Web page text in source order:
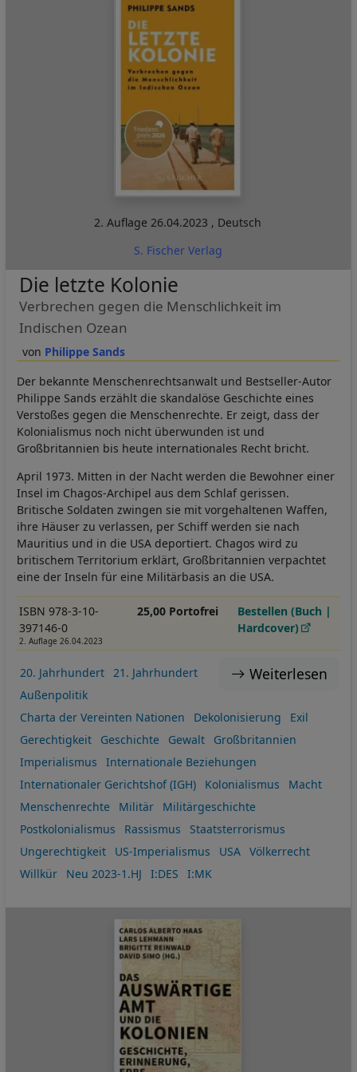
2. Auflage 26.04.2023 , Deutsch
S. Fischer Verlag
Philippe Sands
Die letzte Kolonie
Verbrechen gegen die Menschlichkeit im
Indischen Ozean
Der bekannte Menschenrechtsanwalt und Bestseller-Autor
Philippe Sands erzählt die skandalöse Geschichte eines
Verstoßes gegen die Menschenrechte. Er zeigt, dass der
Kolonialismus noch nicht überwunden ist und
Großbritannien bis heute internationales Recht bricht.
April 1973. Mitten in der Nacht werden die Bewohner einer
Insel im Chagos-Archipel aus dem Schlaf gerissen.
Britische Soldaten zwingen sie mit vorgehaltenen Waffen,
ihre Häuser zu verlassen, per Schiff werden sie nach
Mauritius und in die USA deportiert. Chagos wird zu
britischem Territorium erklärt, Großbritannien verpachtet
eine der Inseln für eine Militärbasis an die USA.
ISBN 978-3-10-
397146-0
2. Auflage 26.04.2023
25,00 Portofrei
Bestellen (Buch |
Hardcover)
Weiterlesen
20. Jahrhundert
21. Jahrhundert
Außenpolitik
Charta der Vereinten Nationen
Dekolonisierung
Exil
Gerechtigkeit
Geschichte Gewalt
Großbritannien
Imperialismus
Internationale Beziehungen
Internationaler Gerichtshof (IGH)
Kolonialismus
Macht
Menschenrechte
Militär
Militärgeschichte
Postkolonialismus
Rassismus
Staatsterrorismus
Ungerechtigkeit
US-Imperialismus USA
Völkerrecht
Willkür
Neu 2023-1.HJ I:DES I:MK